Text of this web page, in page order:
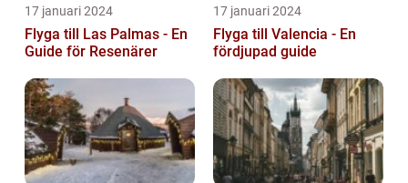
17 januari 2024
Flyga till Las Palmas - En
Guide för Resenärer
17 januari 2024
Flyga till Valencia - En
fördjupad guide